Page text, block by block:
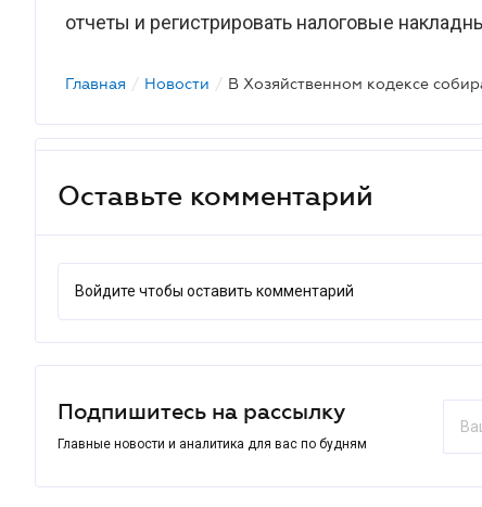
отчеты и регистрировать налоговые
Главная / Новости /
Оставьте комментарий
Войдите чтобы оставить комментарий
Подпишитесь на рассылку
Главные новости и аналитика для вас по будням